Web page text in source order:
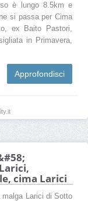
è lungo 8.5km e
si passa per Cima
ex Baito Pastori,
in Primavera,
Approfondisci
cima Larici
Larici di Sotto